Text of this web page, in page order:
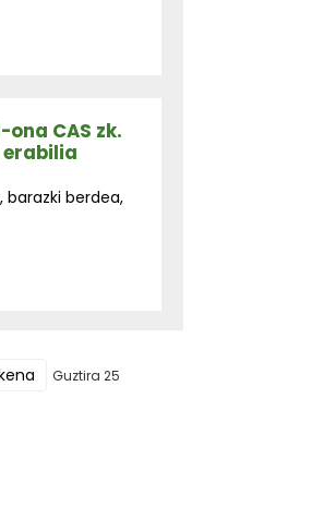
CAS zk.
erabilia
barazki berdea,
Guztira 25